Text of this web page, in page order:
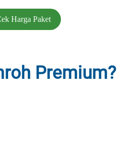
Harga Paket
Premium?